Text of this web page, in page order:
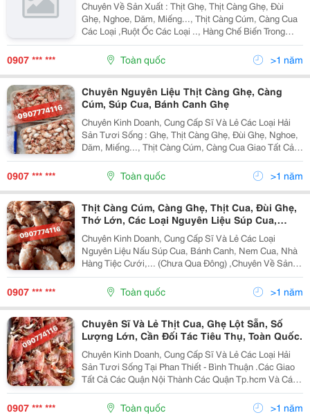
Chuyên Về Sản Xuất : Thịt Ghẹ, Thịt Càng Ghẹ, Đùi
Ghẹ, Nghoe, Dăm, Miếng..., Thịt Càng Cúm, Càng Cua
Các Loại ,Ruột Ốc Các Loại .., Hàng Chế Biến Trong
Ngày, Lượng Hàng Ổn Định, Lâu Dài, Giá Gốc Cực Tốt
Cần Đối Tác Tiêu Thụ Số Lượng Lớn, Cung Cấp Số
0907 *** *** Toàn quốc >1 năm
Chuyên Nguyên Liệu Thịt Càng Ghẹ, Càng
Cúm, Súp Cua, Bánh Canh Ghẹ
Chuyên Kinh Doanh, Cung Cấp Sĩ Và Lẻ Các Loại Hải
Sản Tươi Sống : Ghẹ, Thịt Càng Ghẹ, Đùi Ghẹ, Nghoe,
Dăm, Miếng..., Thịt Càng Cúm, Càng Cua Giao Tất Cả
Các Quận Nội Thành Các Quận Tp.hcm Và Các Tỉnh
Thành Cả Nước. - Hàng Luôn Có...
0907 *** *** Toàn quốc >1 năm
Thịt Càng Cúm, Càng Ghẹ, Thịt Cua, Đùi Ghẹ,
Thớ Lớn, Các Loại Nguyên Liệu Súp Cua,
Bánh Canh!
Chuyên Kinh Doanh, Cung Cấp Sĩ Và Lẻ Các Loại
Nguyên Liệu Nấu Súp Cua, Bánh Canh, Nem Cua, Nhà
Hàng Tiệc Cưới,... (Chưa Qua Đông) ,Chuyên Về Sản
Xuất : Thịt Ghẹ, Thịt Càng Ghẹ, Đùi Ghẹ, Nghoe, Dăm,
Miếng..., Thịt Càng Cúm, Càng Cua Các Loại. ...
0907 *** *** Toàn quốc >1 năm
Chuyên Sĩ Và Lẻ Thịt Cua, Ghẹ Lột Sẵn, Số
Lượng Lớn, Cần Đối Tác Tiêu Thụ, Toàn Quốc.
Chuyên Kinh Doanh, Cung Cấp Sĩ Và Lẻ Các Loại Hải
Sản Tươi Sống Tại Phan Thiết - Bình Thuận .Các Giao
Tất Cả Các Quận Nội Thành Các Quận Tp.hcm Và Các
Tỉnh Thành Cả Nước. - Hàng Luôn Có Sẵn, Ko Đứt
Hàng Địa Chỉ : 174 Điện Biên Ph
0907 *** *** Toàn quốc >1 năm